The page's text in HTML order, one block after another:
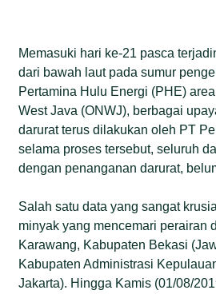
Memasuki hari ke-21 pasca
dari bawah laut pada sumur
Pertamina Hulu Energi (PHE)
West Java (ONWJ), berbagai
darurat terus dilakukan oleh PT
selama proses tersebut, seluruh
dengan penanganan darurat,
Salah satu data yang sangat
minyak yang mencemari perairan
Karawang, Kabupaten Bekasi
Kabupaten Administrasi
Jakarta). Hingga Kamis (01/08/